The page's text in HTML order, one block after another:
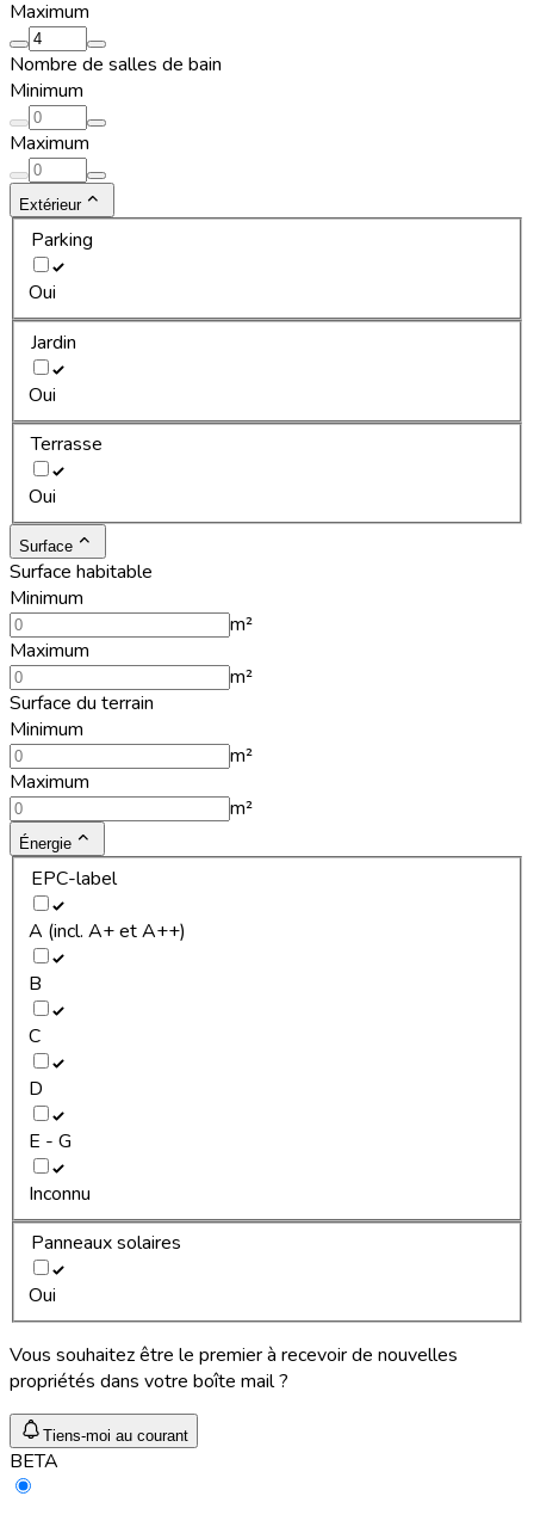
Maximum
Nombre de salles de bain
Minimum
Maximum
Extérieur
Parking
Oui
Jardin
Oui
Terrasse
Oui
Surface
Surface habitable
Minimum
m²
Maximum
m²
Surface du terrain
Minimum
m²
Maximum
m²
Énergie
EPC-label
A (incl. A+ et A++)
B
C
D
E - G
Inconnu
Panneaux solaires
Oui
Vous souhaitez être le premier à recevoir de nouvelles
propriétés dans votre boîte mail ?
Tiens-moi au courant
BETA